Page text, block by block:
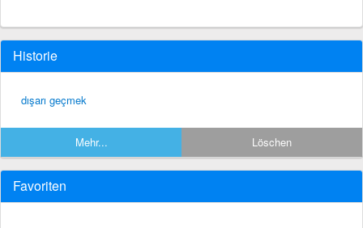
Historie
dışarı geçmek
Mehr... Löschen
Favoriten